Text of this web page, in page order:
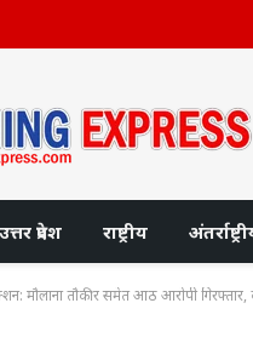
उत्तर प्रदेश राष्ट्रीय
मौलाना तौकीर समेत आठ आरोपी